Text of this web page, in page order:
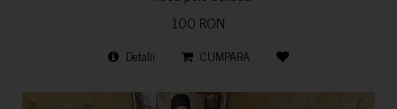
100 RON
Detalii CUMPARA